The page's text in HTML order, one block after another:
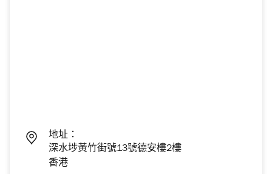
地址：
深水埗黃竹街號13號德安樓2樓
香港